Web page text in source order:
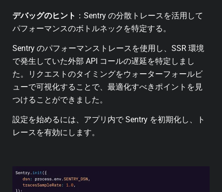
デバッグのヒント ： Sentry の分散トレースを活用して
パフォーマンスのボトルネックを特定する。
Sentry のパフォーマンストレースを使用し、SSR 環境
で発生していた外部 API コールの遅延を特定しまし
た。リクエストのタイミングをウォーターフォールビ
ューで可視化することで、最適化すべきポイントを見
つけることができました。
設定を始めるには、アプリ内で Sentry を初期化し、ト
レースを有効にします。